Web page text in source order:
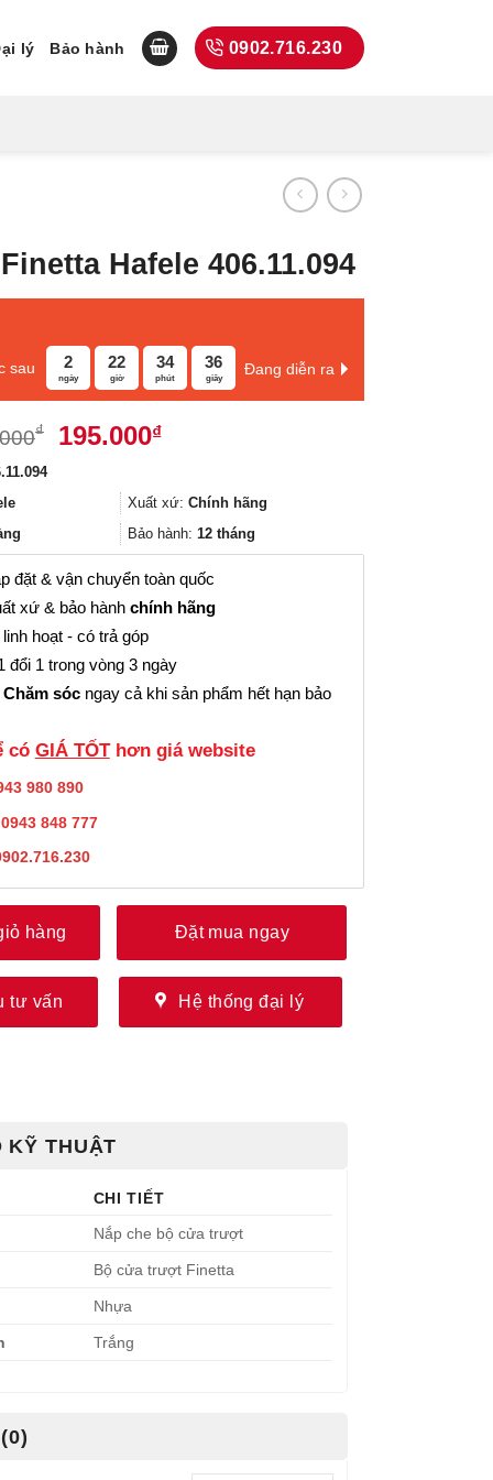
lý Bảo hành 0902.716.230
Hafele 406.11.094
sau 2
ngày
22
giờ
34
phút
35
giây
Đang diễn ra
₫
Giá
261.000₫.
195.000₫Giá
là:
195.000₫.
Xuất xứ: Chính hãng
Bảo hành: 12 tháng
đặt & vận chuyển toàn quốc
xứ & bảo hành chính hãng
hoạt - có trả góp
đổi 1 trong vòng 3 ngày
sóc ngay cả khi sản phẩm hết hạn bảo
có GIÁ TỐThơn giá website
980 890
0943 848 777
hàng Đặt mua ngay
tư vấn Hệ thống đại lý
KỸ THUẬT
CHI TIẾT
Nắp che bộ cửa trượt
Bộ cửa trượt Finetta
Nhựa
Trắng